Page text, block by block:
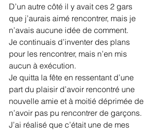
D’un autre côté il y avait ces 2 gars
que j’aurais aimé rencontrer, mais je
n’avais aucune idée de comment.
Je continuais d’inventer des plans
pour les rencontrer, mais n’en mis
aucun à exécution.
Je quitta la fête en ressentant d’une
part du plaisir d’avoir rencontré une
nouvelle amie et à moitié déprimée de
n’avoir pas pu rencontrer de garçons.
J’ai réalisé que c’était une de mes